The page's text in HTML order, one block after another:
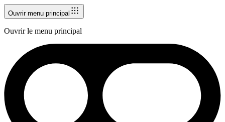
Ouvrir menu principal
Ouvrir le menu principal